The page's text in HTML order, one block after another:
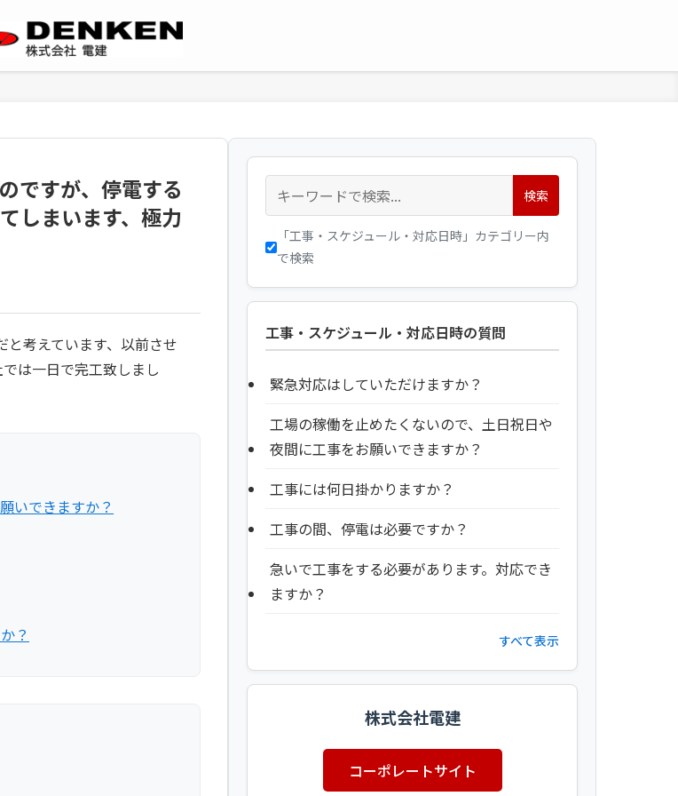
ですが、停電する
しまいます、極力
考えています、以前させ
は一日で完工致しまし
いできますか？
？
検索
「工事・スケジュール・対応日時」カテゴリー内
で検索
工事・スケジュール・対応日時の質問
緊急対応はしていただけますか？
工場の稼働を止めたくないので、土日祝日や
夜間に工事をお願いできますか？
工事には何日掛かりますか？
工事の間、停電は必要ですか？
急いで工事をする必要があります。対応でき
ますか？
すべて表示
株式会社電建
コーポレートサイト